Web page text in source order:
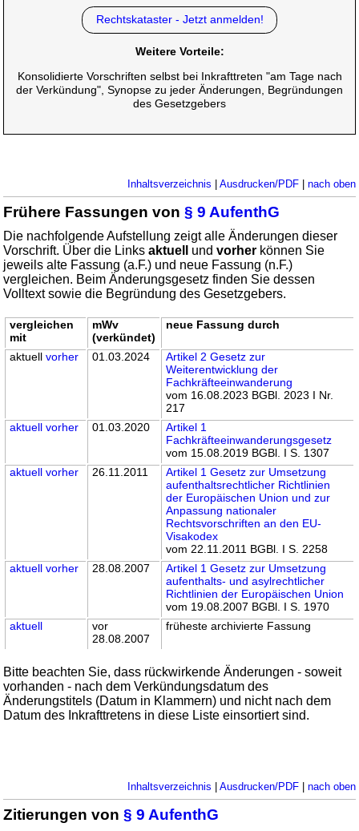
Rechtskataster - Jetzt anmelden!
Weitere Vorteile:
Konsolidierte Vorschriften selbst bei Inkrafttreten "am Tage nach
der Verkündung", Synopse zu jeder Änderungen, Begründungen
des Gesetzgebers
Inhaltsverzeichnis Ausdrucken/PDF| nach oben
Frühere Fassungen von§ 9 AufenthG
Die nachfolgende Aufstellung zeigt alle Änderungen dieser
Vorschrift. Über die Linksaktuell undvorher können Sie
jeweils alte Fassung (a.F.) und neue Fassung (n.F.)
vergleichen. Beim Änderungsgesetz finden Sie dessen
Volltext sowie die Begründung des Gesetzgebers.
vergleichen
mit
mWv
(verkündet)
neue Fassung durch
aktuellvorher 01.03.2024
Artikel 2 Gesetz zur
Weiterentwicklung der
Fachkräfteeinwanderung
vom 16.08.2023 BGBl. 2023 I Nr.
217
aktuell vorher 01.03.2020
Artikel 1
Fachkräfteeinwanderungsgesetz
vom 15.08.2019 BGBl. I S. 1307
aktuell vorher 26.11.2011
Artikel 1 Gesetz zur Umsetzung
aufenthaltsrechtlicher Richtlinien
der Europäischen Union und zur
Anpassung nationaler
Rechtsvorschriften an den EU-
Visakodex
vom 22.11.2011 BGBl. I S. 2258
aktuell vorher 28.08.2007
Artikel 1 Gesetz zur Umsetzung
aufenthalts- und asylrechtlicher
Richtlinien der Europäischen Union
vom 19.08.2007 BGBl. I S. 1970
aktuell
vor
28.08.2007
früheste archivierte Fassung
Bitte beachten Sie, dass rückwirkende Änderungen - soweit
vorhanden - nach dem Verkündungsdatum des
Änderungstitels (Datum in Klammern) und nicht nach dem
Datum des Inkrafttretens in diese Liste einsortiert sind.
Inhaltsverzeichnis Ausdrucken/PDF| nach oben
Zitierungen von§ 9 AufenthG